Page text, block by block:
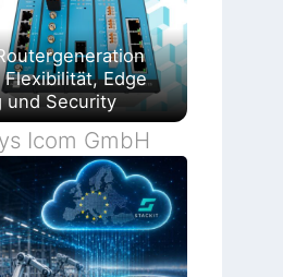
Edge
und Security
Icom GmbH